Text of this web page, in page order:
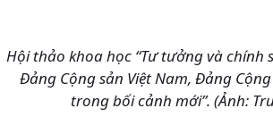
Hội thảo khoa học “Tư tưởng và chính
Đảng Cộng sản Việt Nam, Đảng
trong bối cảnh mới”. (Ảnh: